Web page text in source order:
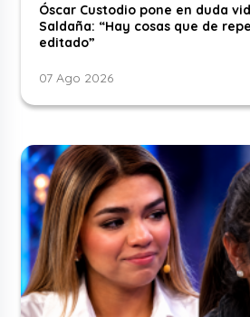
Óscar Custodio pone en duda
Saldaña: “Hay cosas que de
editado”
07 Ago 2026